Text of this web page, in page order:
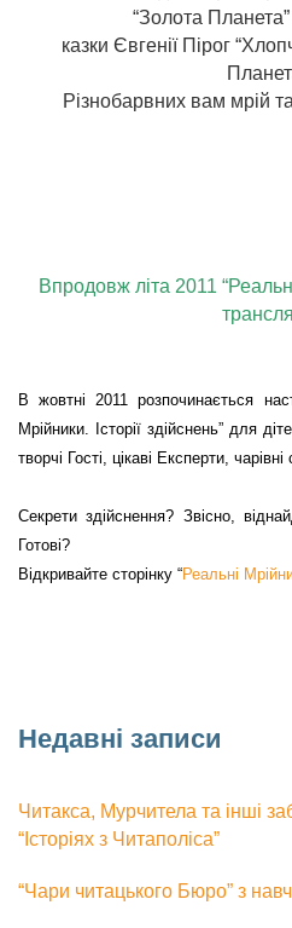
“Золота
казки Євгенії Пірог
Різнобарвних вам мрій
Впродовж літа 2011
В жовтні 2011 розпочинається
Мрійники. Історії здійснень”для
творчі Гості, цікаві Експерти,
Секрети здійснення? Звісно,
Готові?
Відкривайте сторінку “Реальні
Недавні записи
Читакса, Мурчитела та інші
“Історіях з Читаполіса”
“Чари читацького Бюро” з